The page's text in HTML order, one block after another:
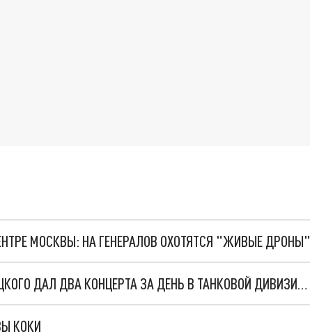
МОСКВЫ: НА ГЕНЕРАЛОВ ОХОТЯТСЯ "ЖИВЫЕ ДРОНЫ"
В ЧЕЛЯБИНСКОЙ ОБЛАСТИ ХОР ТУРЕЦКОГО ДАЛ ДВА КОНЦЕРТА ЗА ДЕНЬ В ТАНКОВОЙ ДИВИЗИИ ЧЕБАРКУЛЯ
КОКИ